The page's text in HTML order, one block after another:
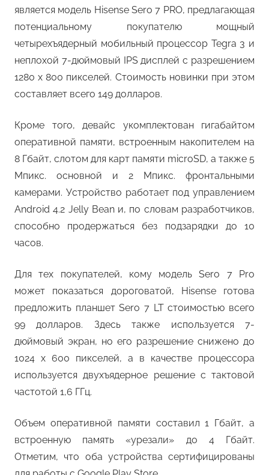
является модель Hisense Sero 7 PRO, предлагающая
потенциальному покупателю мощный
четырехъядерный мобильный процессор Tegra 3 и
неплохой 7-дюймовый IPS дисплей с разрешением
1280 x 800 пикселей. Стоимость новинки при этом
составляет всего 149 долларов.
Кроме того, девайс укомплектован гигабайтом
оперативной памяти, встроенным накопителем на
8 Гбайт, слотом для карт памяти microSD, а также 5
Мпикс. основной и 2 Мпикс. фронтальными
камерами. Устройство работает под управлением
Android 4.2 Jelly Bean и, по словам разработчиков,
способно продержаться без подзарядки до 10
часов.
Для тех покупателей, кому модель Sero 7 Pro
может показаться дороговатой, Hisense готова
предложить планшет Sero 7 LT стоимостью всего
99 долларов. Здесь также используется 7-
дюймовый экран, но его разрешение снижено до
1024 x 600 пикселей, а в качестве процессора
используется двухъядерное решение с тактовой
частотой 1,6 ГГц.
Объем оперативной памяти составил 1 Гбайт, а
встроенную память «урезали» до 4 Гбайт.
Отметим, что оба устройства сертифицированы